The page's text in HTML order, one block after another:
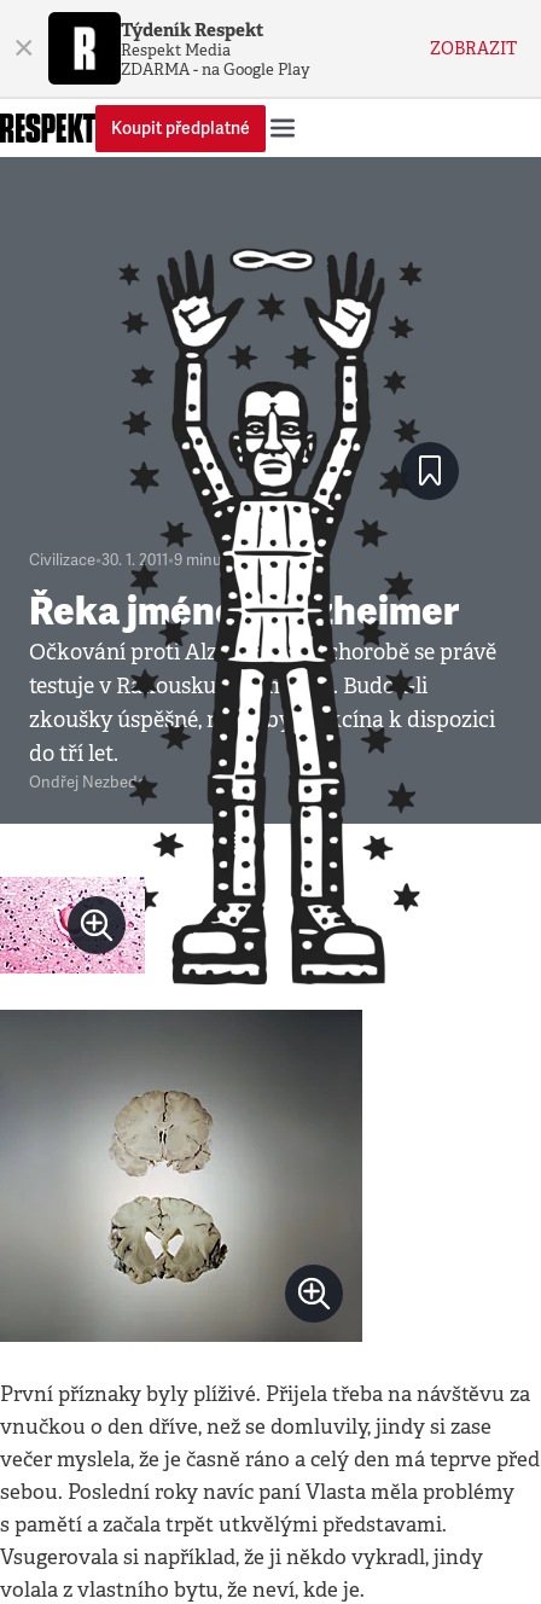
× Týdeník Respekt
Respekt Media
ZDARMA - na Google Play
ZOBRAZIT
Koupit předplatné
Civilizace•30. 1. 2011•9 minut
Řeka jménem Alzheimer
Očkování proti Alzheimerově chorobě se právě
testuje v Rakousku a Německu. Budou-li
zkoušky úspěšné, může být vakcína k dispozici
do tří let.
Ondřej Nezbeda
První příznaky byly plíživé. Přijela třeba na návštěvu za
vnučkou o den dříve, než se domluvily, jindy si zase
večer myslela, že je časně ráno a celý den má teprve před
sebou. Poslední roky navíc paní Vlasta měla problémy
s pamětí a začala trpět utkvělými představami.
Vsugerovala si například, že ji někdo vykradl, jindy
volala z vlastního bytu, že neví, kde je.